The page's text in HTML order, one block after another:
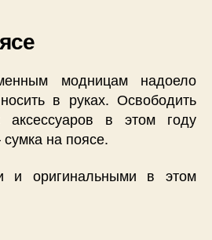
модницам надоело
в руках. Освободить
в этом году
на поясе.
и оригинальными в этом